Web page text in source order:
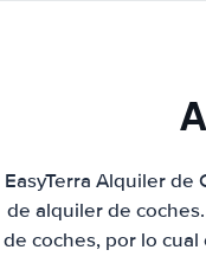
EasyTerra Alquiler
de alquiler de
de coches, por lo